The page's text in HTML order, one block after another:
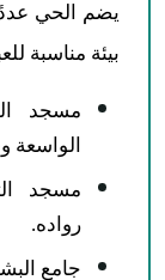
يضم الحي
بيئة مناسبة
مسجد
الواسعة
مسجد
رواده.
جامع